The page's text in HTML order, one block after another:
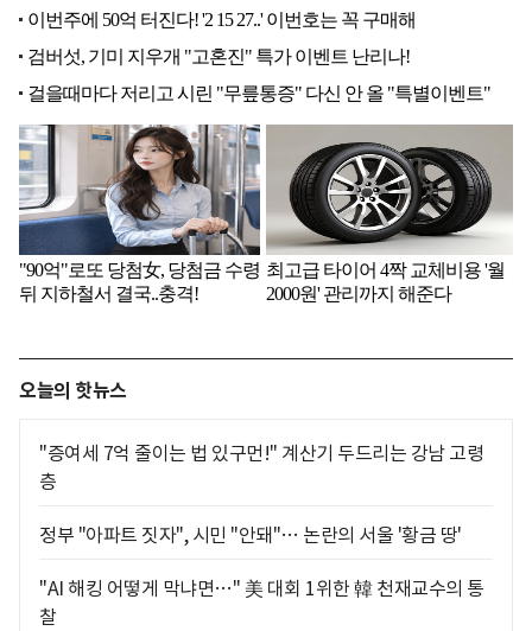
오늘의 핫뉴스
"증여세 7억 줄이는 법 있구먼!" 계산기 두드리는 강남 고령
층
정부 "아파트 짓자", 시민 "안돼"… 논란의 서울 '황금 땅'
"AI 해킹 어떻게 막냐면…" 美 대회 1위한 韓 천재교수의 통
찰